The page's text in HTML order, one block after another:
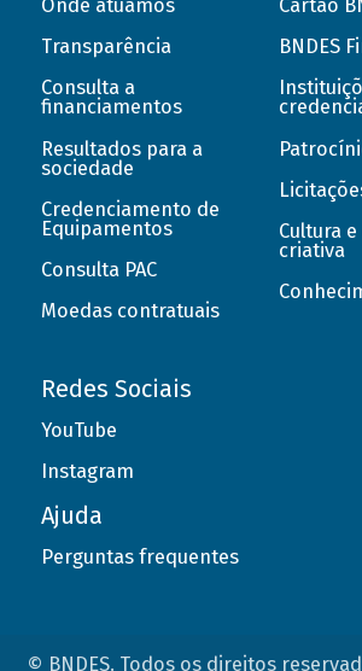
Onde atuamos
Transparência
Consulta a
financiamentos
Resultados para a
sociedade
Credenciamento de
Equipamentos
Consulta PAC
Moedas contratuais
Cartão
BNDES
Cultura
criativa
Redes Sociais
YouTube
Instagram
Ajuda
Perguntas frequentes
© BNDES. Todos os direitos